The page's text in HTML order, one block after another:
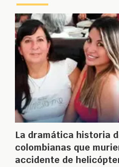
La dramática historia
colombianas que
accidente de